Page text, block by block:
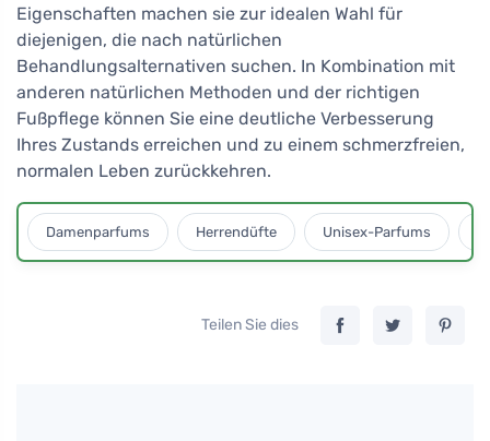
Eigenschaften machen sie zur idealen Wahl für
diejenigen, die nach natürlichen
Behandlungsalternativen suchen. In Kombination mit
anderen natürlichen Methoden und der richtigen
Fußpflege können Sie eine deutliche Verbesserung
Ihres Zustands erreichen und zu einem schmerzfreien,
normalen Leben zurückkehren.
Damenparfums Herrendüfte Unisex-Parfums
Teilen Sie dies